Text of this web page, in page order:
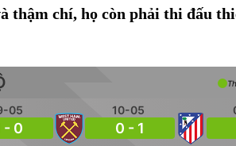
thậm chí, họ còn phải thi đấu
05
- 0
10-05
0 - 1